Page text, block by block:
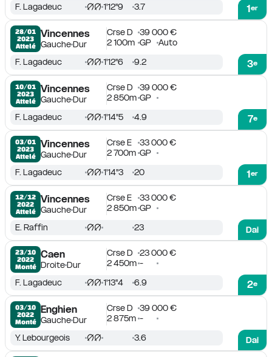
1er
F. Lagadeuc 1'12''9 3.7
28/01
2023
Attelé
Vincennes
GaucheDur
Crse D
39 000 €
2 100m GP Auto
3e
F. Lagadeuc 1'12''6 9.2
10/01
2023
Attelé
Vincennes
GaucheDur
Crse D
39 000 €
2 850m GP
7e
F. Lagadeuc 1'14''5 4.9
03/01
2023
Attelé
Vincennes
GaucheDur
Crse E
33 000 €
2 700m GP
1er
F. Lagadeuc 1'14''3 20
12/12
2022
Attelé
Vincennes
GaucheDur
Crse E
33 000 €
2 850m GP
Dai
E. Raffin 23
23/10
2022
Monté
Caen
DroiteDur
Crse D
23 000 €
2 450m -
2e
F. Lagadeuc 1'13''4 6.9
03/10
2022
Monté
Enghien
GaucheDur
Crse D
39 000 €
2 875m -
Dai
Y. Lebourgeois 3.6